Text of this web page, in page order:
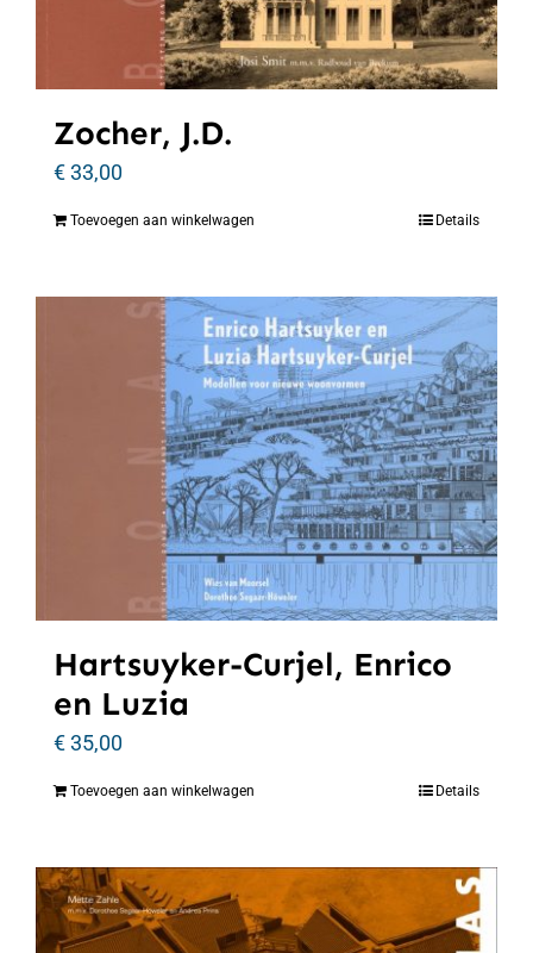
Zocher, J.D.
€33,00
Toevoegen aan winkelwagen Details
Hartsuyker-Curjel, Enrico
en Luzia
€35,00
Toevoegen aan winkelwagen Details